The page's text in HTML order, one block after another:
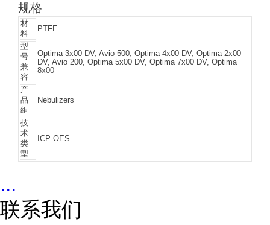
规格
材
料
PTFE
型
号
兼
容
Optima 3x00 DV, Avio 500, Optima 4x00 DV, Optima 2x00
DV, Avio 200, Optima 5x00 DV, Optima 7x00 DV, Optima
8x00
产
品
组
Nebulizers
技
术
类
型
ICP-OES
...
联系我们